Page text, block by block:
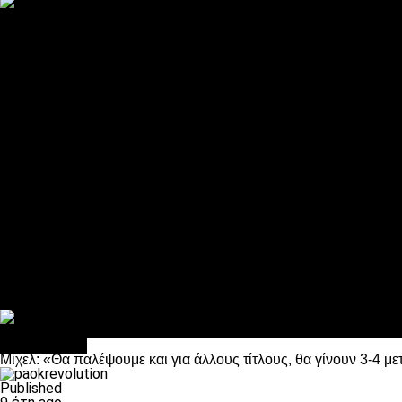
Μίχελ: «Θα παλέψουμε και για άλλους τίτλους, θα γίνουν 3-4
Published